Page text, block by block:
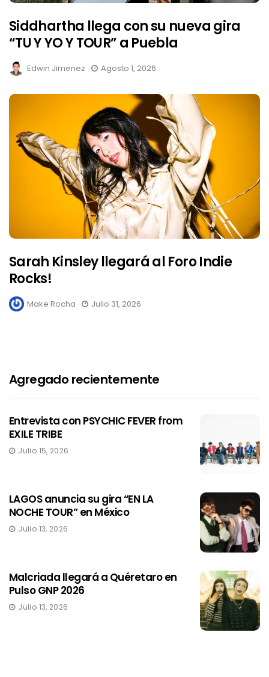
Siddhartha llega con su nueva gira
“TU Y YO Y TOUR” a Puebla
Edwin Jimenez Agosto 1, 2026
Sarah Kinsley llegará al Foro Indie
Rocks!
Make Rocha Julio 31, 2026
Agregado recientemente
Entrevista con PSYCHIC FEVER from
EXILE TRIBE
Julio 15, 2026
LAGOS anuncia su gira “EN LA
NOCHE TOUR” en México
Julio 13, 2026
Malcriada llegará a Quéretaro en
Pulso GNP 2026
Julio 13, 2026